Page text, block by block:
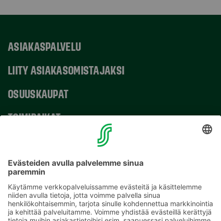
ASIAKASPALVELU
LIITY ASIAKASOMISTAJAKSI
OSUUSKAUPAT
TOIMIPAIKAT